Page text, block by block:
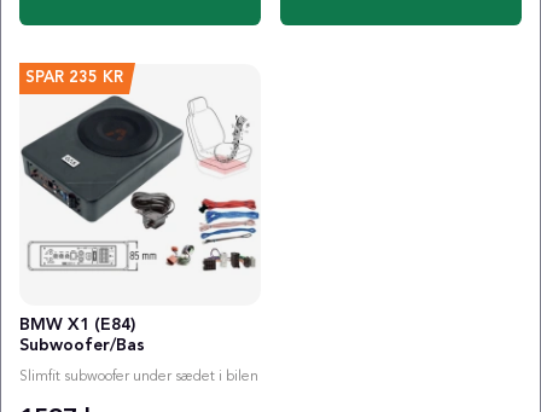
SPAR 235 KR
BMW X1 (E84)
Subwoofer/Bas
Slimfit subwoofer under sædet i bilen